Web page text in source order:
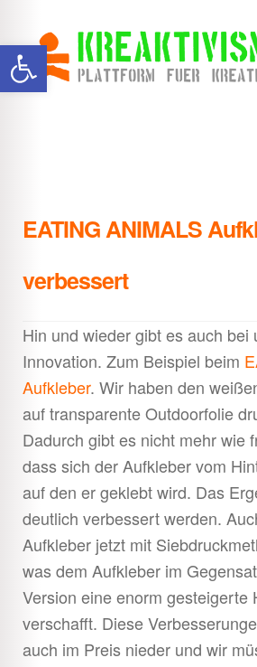
Werkzeugleiste öffnen Zur
Navigation
springen
Zum
Inhalt
springen
Howtos
Downloads
Shop
EATING ANIMALS
verbessert
Hin und wieder gibt es auch bei
Innovation. Zum Beispiel beim
Aufkleber. Wir haben den
auf transparente Outdoorfolie
Dadurch gibt es nicht mehr wie
dass sich der Aufkleber vom
auf den er geklebt wird. Das
deutlich verbessert werden.
Aufkleber jetzt mit
was dem Aufkleber im
Version eine enorm gesteigerte
verschafft. Diese
auch im Preis nieder und wir